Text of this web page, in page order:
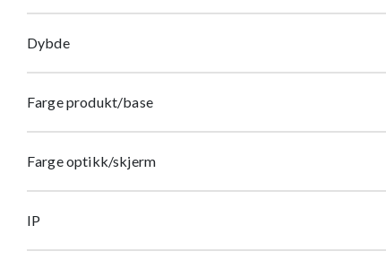
Dybde
Farge produkt/base
Farge optikk/skjerm
IP